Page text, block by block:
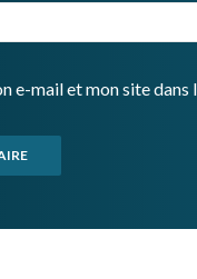
e-mail et mon site